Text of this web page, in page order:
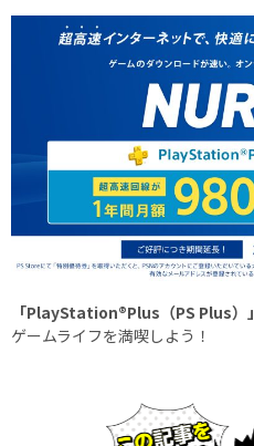
「PlayStation®Plus（PS Plus）」
ゲームライフを満喫しよう！